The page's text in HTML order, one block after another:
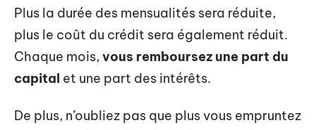
Plus la durée des mensualités sera réduite,
plus le coût du crédit sera également réduit.
Chaque mois, vous remboursez une part du
capital et une part des intérêts.
De plus, n’oubliez pas que plus vous empruntez